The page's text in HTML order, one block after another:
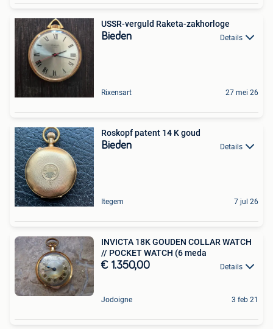
USSR-verguld Raketa-zakhorloge
Bieden Details
Rixensart 27 mei 26
Roskopf patent 14 K goud
Bieden Details
Itegem 7 jul 26
INVICTA 18K GOUDEN COLLAR WATCH
// POCKET WATCH (6 meda
€ 1.350,00 Details
Jodoigne 3 feb 21